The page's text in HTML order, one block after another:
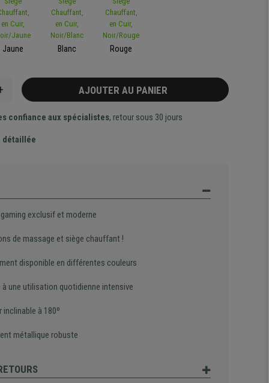
Jaune Blanc Rouge
AJOUTER AU PANIER
confiance aux spécialistes, retour sous 30 jours
détaillée
exclusif et moderne
de massage et siège chauffant !
disponible en différentes couleurs
à une utilisation quotidienne intensive
inclinable à 180º
métallique robuste